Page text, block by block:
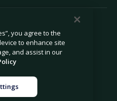
Cookie 政策
you agree to the
to enhance site
and assist in our